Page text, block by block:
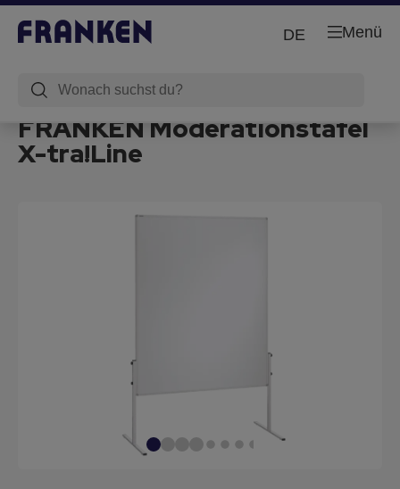
Menü
DE
FRANKEN Moderationstafel
X-tra!Line